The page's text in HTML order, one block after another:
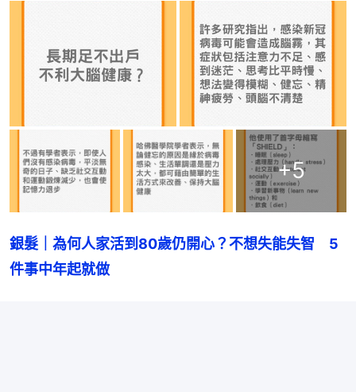
+5
銀髮｜為何人家活到80歲仍開心？不想失能失智　5
件事中年起就做